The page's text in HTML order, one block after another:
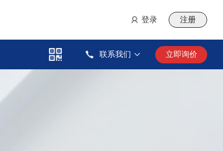
登录 注册
联系我们 立即询价